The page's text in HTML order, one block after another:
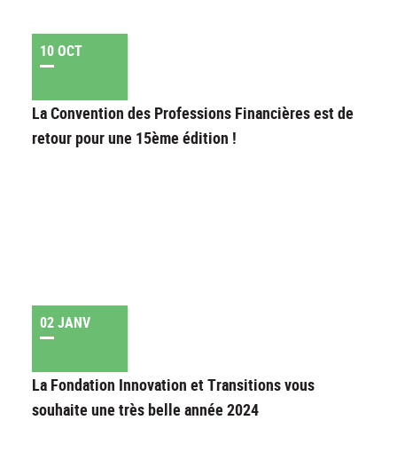
10 OCT
La Convention des Professions Financières est de
retour pour une 15ème édition !
02 JANV
La Fondation Innovation et Transitions vous
souhaite une très belle année 2024